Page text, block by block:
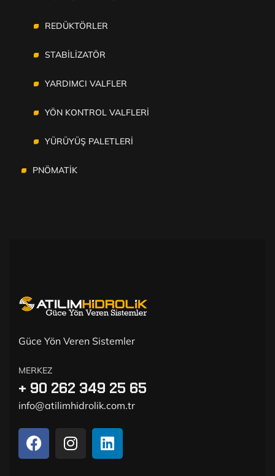
REDÜKTÖRLER
STABİLİZATÖR
YARDIMCI VALFLER
YÖN KONTROL VALFLERİ
YÜRÜYÜŞ PALETLERİ
PNÖMATİK
Güce Yön Veren Sistemler
MERKEZ
+ 90 262 349 25 65
info@atilimhidrolik.com.tr